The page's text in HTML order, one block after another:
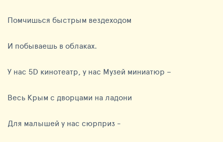
Помчишься быстрым вездеходом
И побываешь в облаках.
У нас 5D кинотеатр, у нас Музей миниатюр –
Весь Крым с дворцами на ладони
Для малышей у нас сюрприз -